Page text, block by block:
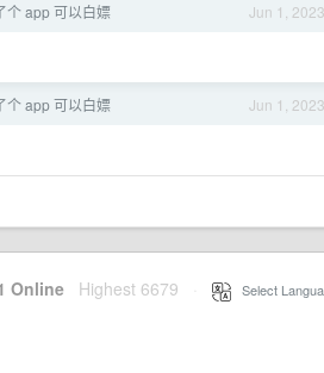
Jun 1, 2023
个 app 可以白嫖
Jun 1, 2023
个 app 可以白嫖
Online Highest 6679 Select